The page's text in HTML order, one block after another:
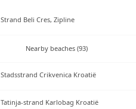
Strand Beli Cres, Zipline
Nearby beaches (93)
Stadsstrand Crikvenica Kroatië
Tatinja-strand Karlobag Kroatië